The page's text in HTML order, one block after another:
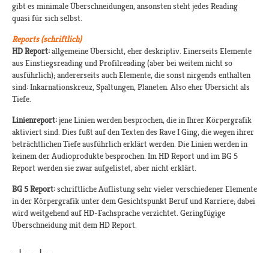
gibt es minimale Überschneidungen, ansonsten steht jedes Reading
quasi für sich selbst.
Reports (schriftlich)
HD Report:allgemeine Übersicht, eher deskriptiv. Einerseits Elemente
aus Einstiegsreading und Profilreading (aber bei weitem nicht so
ausführlich); andererseits auch Elemente, die sonst nirgends enthalten
sind: Inkarnationskreuz, Spaltungen, Planeten. Also eher Übersicht als
Tiefe.
Linienreport:jene Linien werden besprochen, die in Ihrer Körpergrafik
aktiviert sind. Dies fußt auf den Texten des Rave I Ging, die wegen ihrer
beträchtlichen Tiefe ausführlich erklärt werden. Die Linien werden in
keinem der Audioprodukte besprochen. Im HD Report und im BG 5
Report werden sie zwar aufgelistet, aber nicht erklärt.
BG 5 Report:schriftliche Auflistung sehr vieler verschiedener Elemente
in der Körpergrafik unter dem Gesichtspunkt Beruf und Karriere; dabei
wird weitgehend auf HD-Fachsprache verzichtet. Geringfügige
Überschneidung mit dem HD Report.